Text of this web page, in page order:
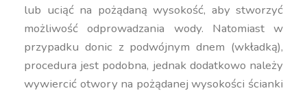
lub uciąć na pożądaną wysokość, aby stworzyć
możliwość odprowadzania wody. Natomiast w
przypadku donic z podwójnym dnem (wkładką),
procedura jest podobna, jednak dodatkowo należy
wywiercić otwory na pożądanej wysokości ścianki